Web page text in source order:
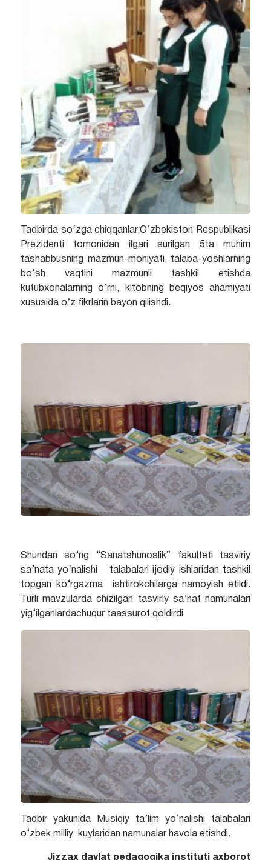
Tadbirda so‘zga chiqqanlar,O‘zbekiston Respublikasi
Prezidenti tomonidan ilgari surilgan 5ta muhim
tashabbusning mazmun-mohiyati, talaba-yoshlarning
bo‘sh vaqtini mazmunli tashkil etishda
kutubxonalarning o‘rni, kitobning beqiyos ahamiyati
xususida o‘z fikrlarin bayon qilishdi.
Shundan so‘ng “Sanatshunoslik” fakulteti tasviriy
sa’nata yo‘nalishi talabalari ijodiy ishlaridan tashkil
topgan ko‘rgazma ishtirokchilarga namoyish etildi.
Turli mavzularda chizilgan tasviriy sa’nat namunalari
yig‘ilganlardachuqur taassurot qoldirdi
Tadbir yakunida Musiqiy ta’lim yo‘nalishi talabalari
o‘zbek milliy kuylaridan namunalar havola etishdi.
Jizzax davlat pedagogika instituti axborot